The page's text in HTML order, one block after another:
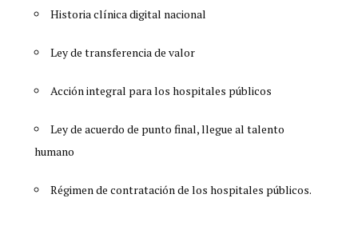
Historia clínica digital nacional
Ley de transferencia de valor
Acción integral para los hospitales públicos
Ley de acuerdo de punto final, llegue al talento
humano
Régimen de contratación de los hospitales públicos.